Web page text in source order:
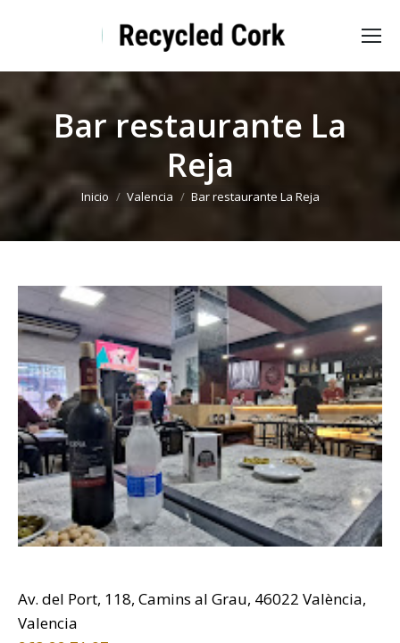
Bar restaurante La
Reja
Estás aquí:
Inicio Valencia Bar restaurante La Reja
Av. del Port, 118, Camins al Grau, 46022 València,
Valencia